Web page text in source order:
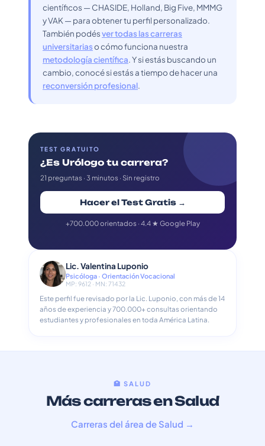
científicos — CHASIDE, Holland, Big Five, MMMG
y VAK — para obtener tu perfil personalizado.
También podésver todas las carreras
universitariaso cómo funciona nuestra
metodología científica. Y si estás buscando un
cambio, conocé si estás a tiempo de hacer una
reconversión profesional.
TEST GRATUITO
¿Es Urólogo tu carrera?
21 preguntas · 3 minutos · Sin registro
Hacer el Test Gratis →
+700.000 orientados · 4.4 ★ Google Play
Lic. Valentina Luponio
Psicóloga · Orientación Vocacional
MP: 9612 · MN: 71432
Este perfil fue revisado por la Lic. Luponio, con más de 14
años de experiencia y 700.000+ consultas orientando
estudiantes y profesionales en toda América Latina.
🏥 SALUD
Más carreras en Salud
Carreras del área de Salud →